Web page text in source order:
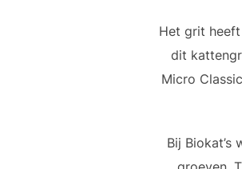
Het grit
dit
Micro
Bij